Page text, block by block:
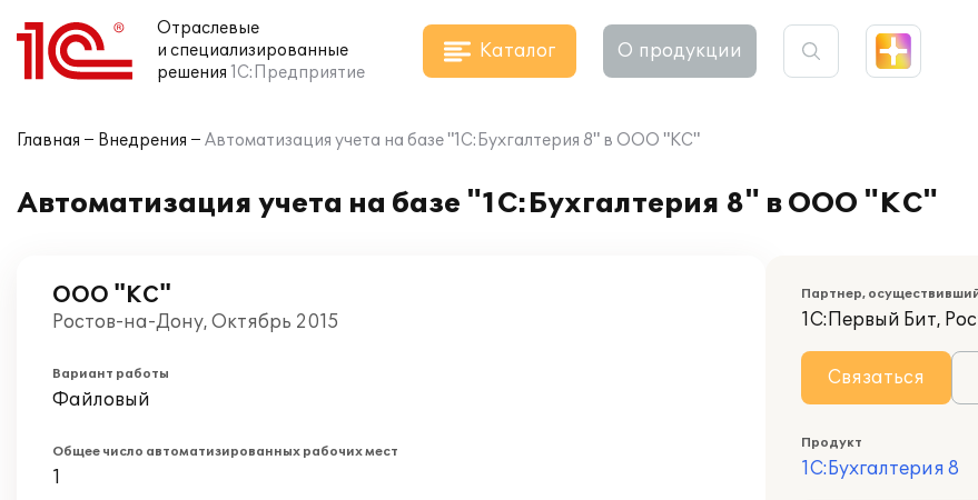
Отраслевые
и специализированные
решения 1С:Предприятие
Каталог О продукции
Главная Внедрения Автоматизация учета на базе "1С:Бухгалтерия 8" в ООО "КС"
Автоматизация учета на базе "1С:Бухгалтерия 8" в ООО "КС"
ООО "КС"
Ростов-на-Дону, Октябрь 2015
Вариант работы
Файловый
Общее число автоматизированных рабочих мест
1
Партнер,
1С:Первый Бит,
Связаться
Продукт
1С:Бухгалтерия 8